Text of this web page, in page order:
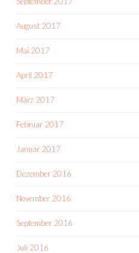
August 2017
Mai 2017
April 2017
März 2017
Februar 2017
Januar 2017
Dezember 2016
November 2016
September 2016
Juli 2016